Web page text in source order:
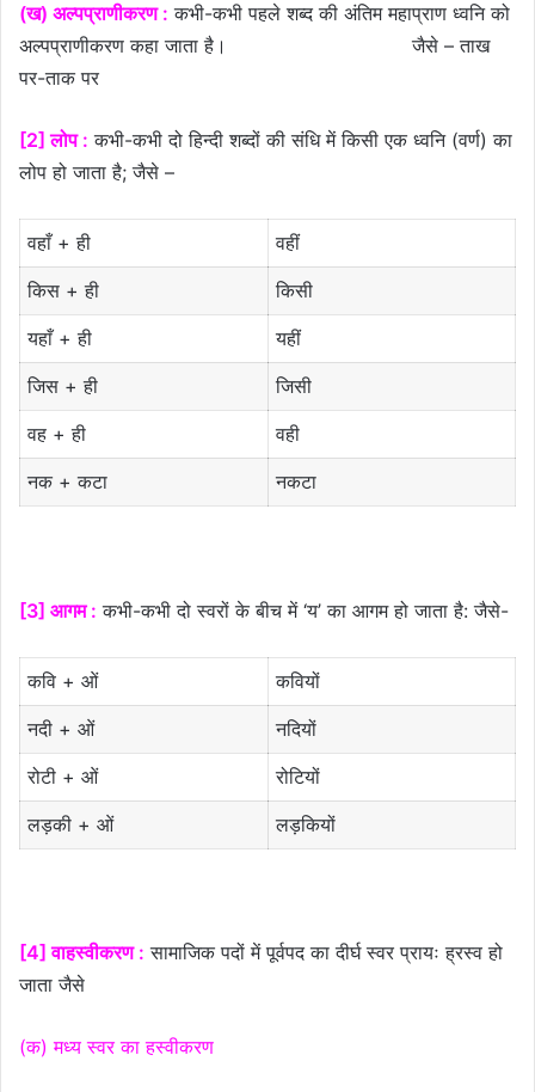
(ख) अल्पप्राणीकरण : कभी-कभी पहले शब्द की अंतिम महाप्राण ध्वनि को
अल्पप्राणीकरण कहा जाता है। जैसे – ताख
पर-ताक पर
[2] लोप : कभी-कभी दो हिन्दी शब्दों की संधि में किसी एक ध्वनि (वर्ण) का
लोप हो जाता है; जैसे –
वहाँ + ही
वहीं
किस + ही
किसी
यहाँ + ही
यहीं
जिस + ही
जिसी
वह + ही
वही
नक + कटा
नकटा
[3] आगम : कभी-कभी दो स्वरों के बीच में ‘य’ का आगम हो जाता है: जैसे-
कवि + ओं
कवियों
नदी + ओं
नदियों
रोटी + ओं
रोटियों
लड़की + ओं
लड़कियों
[4] वाहस्वीकरण : सामाजिक पदों में पूर्वपद का दीर्घ स्वर प्रायः ह्रस्व हो
जाता जैसे
(क) मध्य स्वर का हस्वीकरण